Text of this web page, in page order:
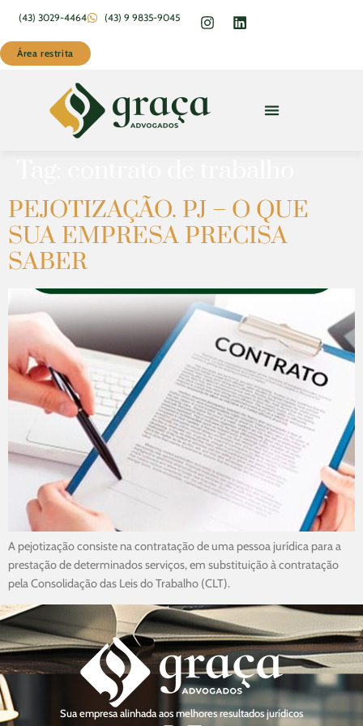
(43) 3029-4464 (43) 9 9835-9045
Área restrita
PEJOTIZAÇÃO. PJ – O QUE
SUA EMPRESA PRECISA
SABER
A pejotização consiste na contratação de uma pessoa jurídica para a
prestação de determinados serviços, em substituição à contratação
pela Consolidação das Leis do Trabalho (CLT).
Sua empresa alinhada aos melhores resultados jurídicos